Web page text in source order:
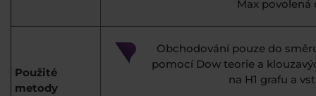
Max povolená
Použité
metody
Obchodování pouze do
pomocí Dow teorie a
na H1 grafu a